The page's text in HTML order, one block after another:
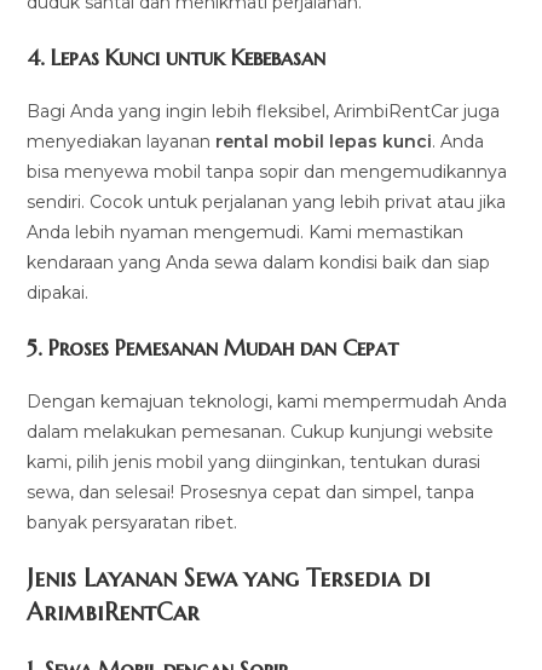
4.Lepas Kunci untuk Kebebasan
Bagi Anda yang ingin lebih fleksibel, ArimbiRentCar juga
menyediakan layanan rental mobil lepas kunci. Anda
bisa menyewa mobil tanpa sopir dan mengemudikannya
sendiri. Cocok untuk perjalanan yang lebih privat atau jika
Anda lebih nyaman mengemudi. Kami memastikan
kendaraan yang Anda sewa dalam kondisi baik dan siap
dipakai.
5.Proses Pemesanan Mudah dan Cepat
Dengan kemajuan teknologi, kami mempermudah Anda
dalam melakukan pemesanan. Cukup kunjungi website
kami, pilih jenis mobil yang diinginkan, tentukan durasi
sewa, dan selesai! Prosesnya cepat dan simpel, tanpa
banyak persyaratan ribet.
Jenis Layanan Sewa yang Tersedia di
ArimbiRentCar